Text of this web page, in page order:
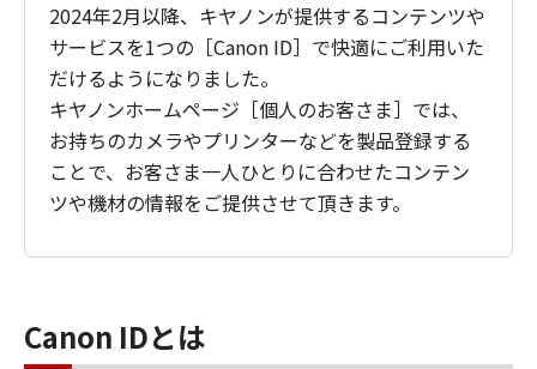
2024年2月以降、キヤノンが提供するコンテンツや
サービスを1つの［Canon ID］で快適にご利用いた
だけるようになりました。
キヤノンホームページ［個人のお客さま］では、
お持ちのカメラやプリンターなどを製品登録する
ことで、お客さま一人ひとりに合わせたコンテン
ツや機材の情報をご提供させて頂きます。
Canon IDとは